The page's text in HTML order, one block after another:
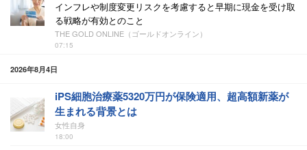
インフレや制度変更リスクを考慮すると早期に現金を受け取
る戦略が有効とのこと
THE GOLD ONLINE（ゴールドオンライン）
07:15
2026年8月4日
iPS細胞治療薬5320万円が保険適用、超高額新薬が
生まれる背景とは
女性自身
18:00